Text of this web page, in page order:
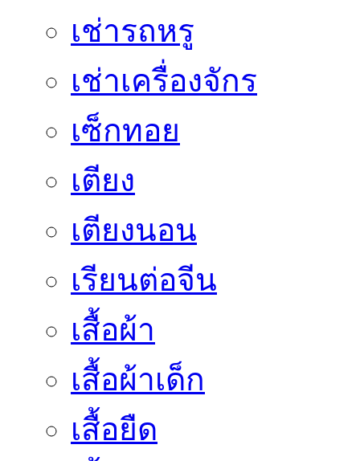
เช่ารถหรู
เช่าเครื่องจักร
เซ็กทอย
เตียง
เตียงนอน
เรียนต่อจีน
เสื้อผ้า
เสื้อผ้าเด็ก
เสื้อยืด